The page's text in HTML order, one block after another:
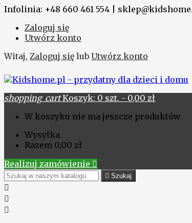
Infolinia: +48 660 461 554 |
Zaloguj się
Utwórz konto
Witaj, Zaloguj się lub Utwórz konto
shopping_cart Koszyk: 0 szt. - 0,00 zł
W koszyku nie ma jeszcze produktów
Wysyłka
Razem 0,00 zł
Realizuj zamówienie 
 Szukaj


